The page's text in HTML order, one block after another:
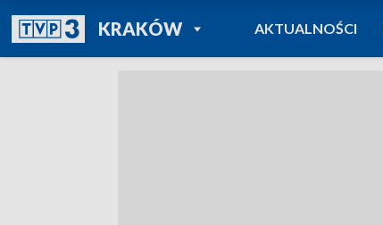
KRAKÓWPOWRÓT DO
TVP REGIONY
AKTUALNOŚCI